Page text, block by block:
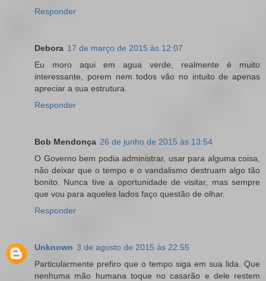
Responder
Debora 17 de março de 2015 às 12:07
Eu moro aqui em agua verde, realmente é muito
interessante, porem nem todos vão no intuito de apenas
apreciar a sua estrutura.
Responder
Bob Mendonça 26 de junho de 2015 às 13:54
O Governo bem podia administrar, usar para alguma coisa,
não deixar que o tempo e o vandalismo destruam algo tão
bonito. Nunca tive a oportunidade de visitar, mas sempre
que vou para aqueles lados faço questão de olhar.
Responder
Unknown 3 de agosto de 2015 às 22:55
Particularmente prefiro que o tempo siga em sua lida. Que
nenhuma mão humana toque no casarão e dele restem